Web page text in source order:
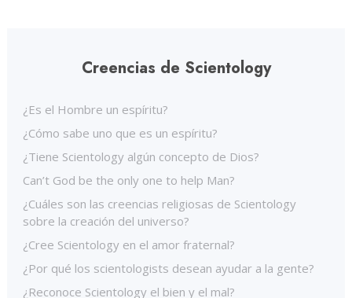
Creencias de Scientology
¿Es el Hombre un espíritu?
¿Cómo sabe uno que es un espíritu?
¿Tiene Scientology algún concepto de Dios?
Can’t God be the only one to help Man?
¿Cuáles son las creencias religiosas de Scientology
sobre la creación del universo?
¿Cree Scientology en el amor fraternal?
¿Por qué los scientologists desean ayudar a la gente?
¿Reconoce Scientology el bien y el mal?